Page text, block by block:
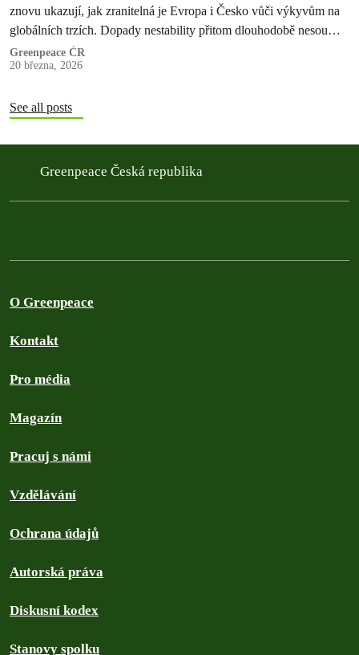
znovu ukazují, jak zranitelná je Evropa i Česko vůči výkyvům na
globálních trzích. Dopady nestability přitom dlouhodobě nesou
především…
Greenpeace ČR
20 března, 2026
See all posts
Greenpeace Česká republika
O Greenpeace
Kontakt
Pro média
Magazín
Pracuj s námi
Vzdělávání
Ochrana údajů
Autorská práva
Diskusní kodex
Stanovy spolku